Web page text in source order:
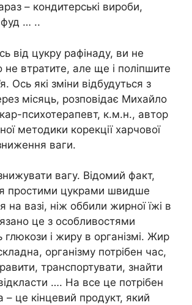
– кондитерські вироби,
… ..
від цукру рафінаду, ви не
не втратите, але ще і поліпшите
Ось які зміни відбудуться з
місяць, розповідає Михайло
психотерапевт, к.м.н., автор
методики корекції харчової
ваги.
вагу. Відомий факт,
простими цукрами швидше
на вазі, ніж оббили жирної їжі в
це з особливостями
глюкози і жиру в організмі. Жир
організму потрібен час,
транспортувати, знайти
…. На все це потрібен
– це кінцевий продукт, який